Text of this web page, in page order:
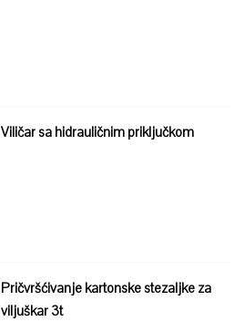
Viličar sa hidrauličnim priključkom
Pričvršćivanje kartonske stezaljke za
viljuškar 3t